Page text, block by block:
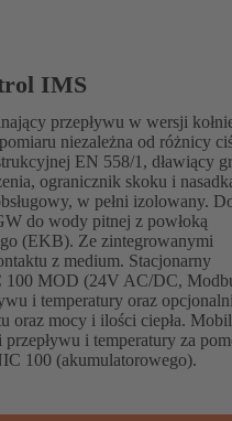
IMS
przepływu w wersji
niezależna od różnicy
EN 558/1, dławiący
ogranicznik skoku i
w pełni izolowany.
do wody pitnej z powłoką
(EKB). Ze zintegrowanymi
z medium. Stacjonarny
100 MOD (24V AC/DC,
i temperatury oraz
oraz mocy i ilości ciepła.
i temperatury za
100 (akumulatorowego).